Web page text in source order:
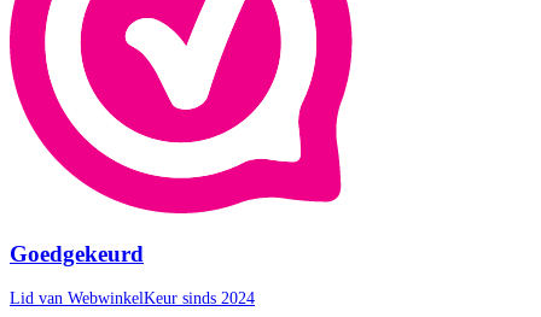
Goedgekeurd
Lid van WebwinkelKeur sinds 2024